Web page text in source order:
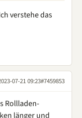
verstehe das
07-21 09:23#7459853
Rollladen-
länger und